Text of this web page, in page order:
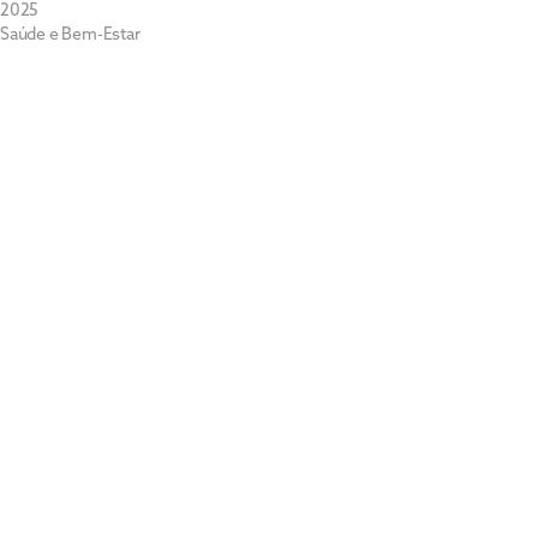
2025
Saúde e Bem-Estar